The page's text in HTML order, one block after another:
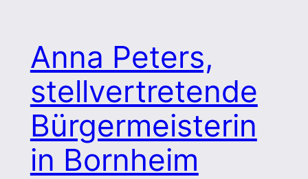
springen
Anna Peters,
stellvertretende
Bürgermeisterin
in Bornheim